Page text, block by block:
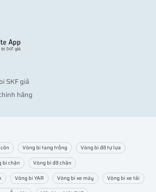
SKF giả
hãng
Vòng bi tang trống
Vòng bi đỡ tự lựa
bi chặn
Vòng bi đỡ chặn
Vòng bi YAR Vòng bi xe máy
Vòng bi xe tải